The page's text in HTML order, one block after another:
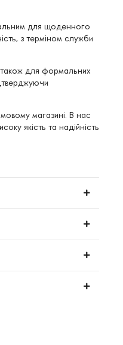
для щоденного
з терміном служби
для формальних
магазині. В нас
якість та надійність